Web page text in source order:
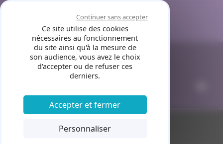
Panneau de gestion des cookies
Ce site utilise des cookies
nécessaires au fonctionnement
du site ainsi qu'à la mesure de
son audience, vous avez le choix
d'accepter ou de refuser ces
derniers.
Accepter et fermer
Continuer sans accepter
Personnaliser